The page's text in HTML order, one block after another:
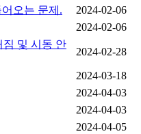
오는 문제.
2024-02-06
2024-02-06
짐 및 시동 안
2024-02-28
2024-03-18
2024-04-03
2024-04-03
2024-04-05